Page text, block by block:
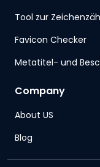
Tool zur
Favicon Checker
Metatitel- und
Company
About US
Blog